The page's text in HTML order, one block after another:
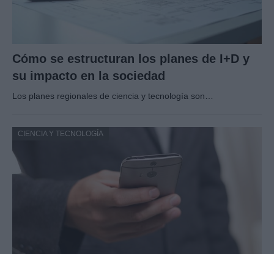
Cómo se estructuran los planes de I+D y
su impacto en la sociedad
Los planes regionales de ciencia y tecnología son…
CIENCIA Y TECNOLOGÍA